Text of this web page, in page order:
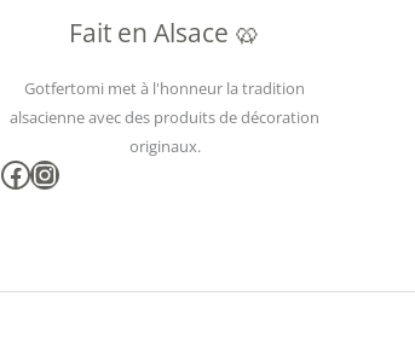
Fait en Alsace 🥨
Gotfertomi met à l'honneur la tradition
alsacienne avec des produits de décoration
originaux.
Facebook
Instagram